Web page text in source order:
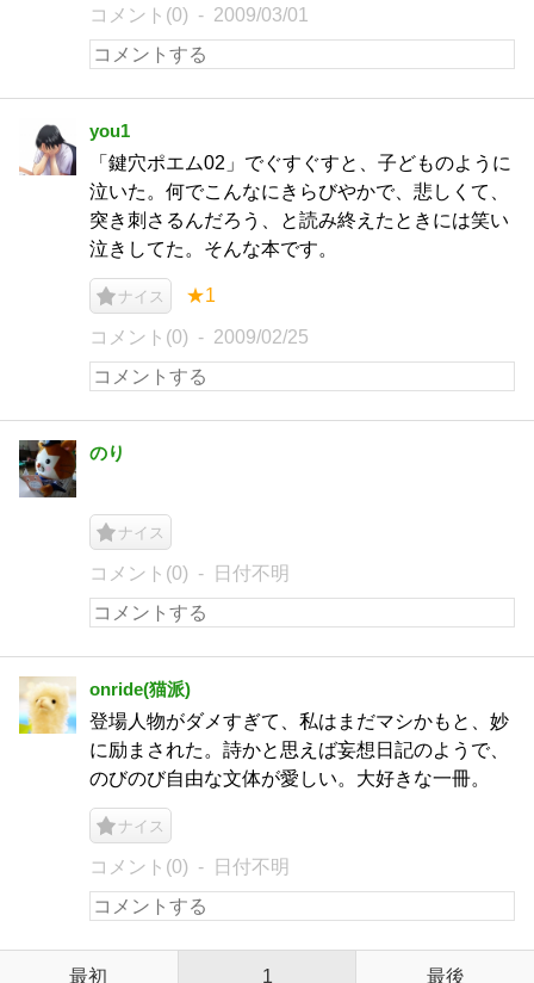
コメント(0) 2009/03/01
you1
「鍵穴ポエム02」でぐすぐすと、子どものように
泣いた。何でこんなにきらびやかで、悲しくて、
突き刺さるんだろう、と読み終えたときには笑い
泣きしてた。そんな本です。
ナイス ★1
コメント(0) 2009/02/25
のり
ナイス
コメント(0) 日付不明
onride(猫派)
登場人物がダメすぎて、私はまだマシかもと、妙
に励まされた。詩かと思えば妄想日記のようで、
のびのび自由な文体が愛しい。大好きな一冊。
ナイス
コメント(0) 日付不明
最初 1 最後